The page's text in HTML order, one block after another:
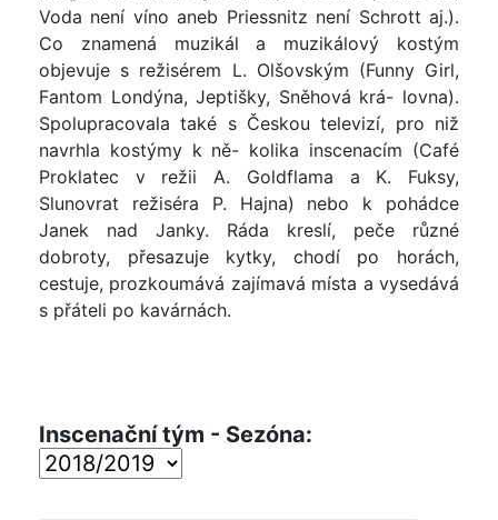
Voda není víno aneb Priessnitz není Schrott aj.).
Co znamená muzikál a muzikálový kostým
objevuje s režisérem L. Olšovským (Funny Girl,
Fantom Londýna, Jeptišky, Sněhová krá- lovna).
Spolupracovala také s Českou televizí, pro niž
navrhla kostýmy k ně- kolika inscenacím (Café
Proklatec v režii A. Goldflama a K. Fuksy,
Slunovrat režiséra P. Hajna) nebo k pohádce
Janek nad Janky. Ráda kreslí, peče různé
dobroty, přesazuje kytky, chodí po horách,
cestuje, prozkoumává zajímavá místa a vysedává
s přáteli po kavárnách.
Inscenační tým - Sezóna: